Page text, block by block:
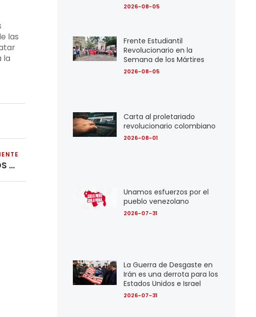
las
la
LLORO LA PARTIDA DE UNO DE LOS TANTOS NIÑOS…
2026-08-05
Frente Estudiantil
Revolucionario en la
Semana de los Mártires
2026-08-05
Carta al proletariado
revolucionario colombiano
2026-08-01
Unamos esfuerzos por el
pueblo venezolano
2026-07-31
La Guerra de Desgaste en
Irán es una derrota para los
Estados Unidos e Israel
2026-07-31